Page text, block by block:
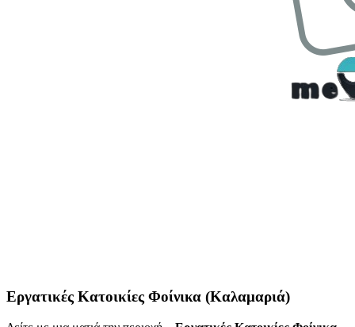
Εργατικές Κατοικίες Φοίνικα (Καλαμαριά)